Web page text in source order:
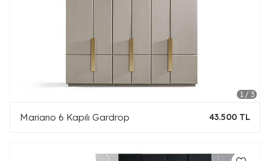
Mariano 6 Kapılı Gardrop 43.500 TL